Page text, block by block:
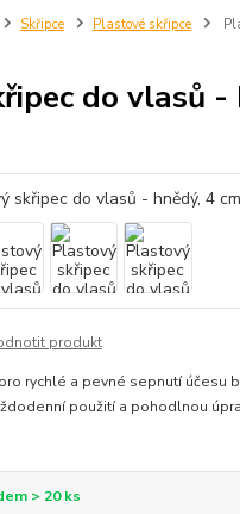
Skřipce Plastové skřipce
do vlasů -
produkt
rychlé a pevné sepnutí účesu
použití a pohodlnou
> 20 ks